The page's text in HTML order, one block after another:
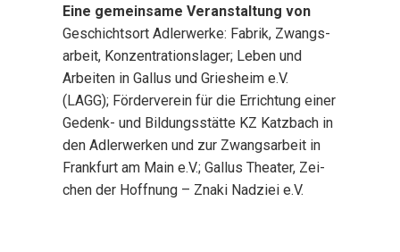
Eine gemein­sa­me Ver­an­stal­tung von
Geschichts­ort Adler­wer­ke: Fabrik, Zwangs­
ar­beit, Kon­zen­tra­ti­ons­la­ger; Leben und
Arbei­ten in Gal­lus und Gries­heim e.V.
(LAGG); För­der­ver­ein für die Errich­tung einer
Gedenk- und Bil­dungs­stät­te KZ Katz­bach in
den Adler­wer­ken und zur Zwangs­ar­beit in
Frank­furt am Main e.V.; Gal­lus Thea­ter, Zei­
chen der Hoff­nung – Zna­ki Nad­zi­ei e.V.